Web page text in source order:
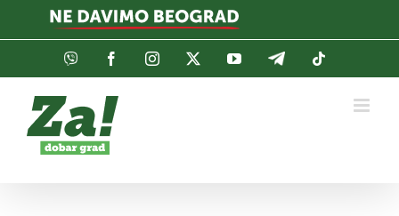
Viber FacebookInstagramTwitterYouTubeTelegram